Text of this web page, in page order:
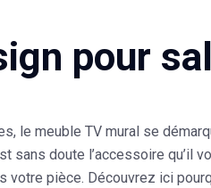
pour
le meuble TV mural se
sans doute l’accessoire qu’il
votre pièce. Découvrez ici